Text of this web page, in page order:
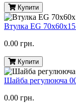
Купити
Втулка EG
0.00 грн.
Купити
Шайба регулююча
0.00 грн.